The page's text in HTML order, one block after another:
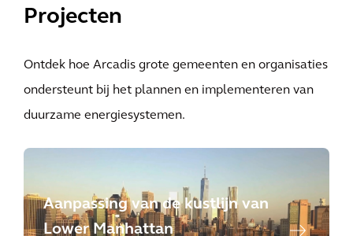
Projecten
Ontdek hoe Arcadis grote gemeenten en organisaties
ondersteunt bij het plannen en implementeren van
duurzame energiesystemen.
Aanpassing van de kustlijn van
Lower Manhattan